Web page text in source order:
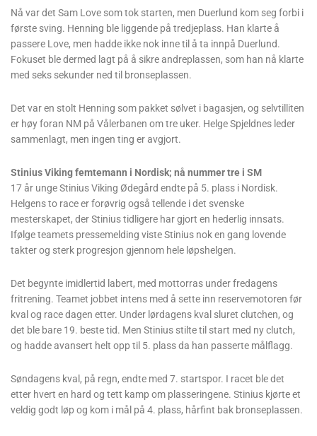
Nå var det Sam Love som tok starten, men Duerlund kom seg forbi i
første sving. Henning ble liggende på tredjeplass. Han klarte å
passere Love, men hadde ikke nok inne til å ta innpå Duerlund.
Fokuset ble dermed lagt på å sikre andreplassen, som han nå klarte
med seks sekunder ned til bronseplassen.
Det var en stolt Henning som pakket sølvet i bagasjen, og selvtilliten
er høy foran NM på Vålerbanen om tre uker. Helge Spjeldnes leder
sammenlagt, men ingen ting er avgjort.
Stinius Viking femtemann i Nordisk; nå nummer tre i SM
17 år unge Stinius Viking Ødegård endte på 5. plass i Nordisk.
Helgens to race er forøvrig også tellende i det svenske
mesterskapet, der Stinius tidligere har gjort en hederlig innsats.
Ifølge teamets pressemelding viste Stinius nok en gang lovende
takter og sterk progresjon gjennom hele løpshelgen.
Det begynte imidlertid labert, med mottorras under fredagens
fritrening. Teamet jobbet intens med å sette inn reservemotoren før
kval og race dagen etter. Under lørdagens kval sluret clutchen, og
det ble bare 19. beste tid. Men Stinius stilte til start med ny clutch,
og hadde avansert helt opp til 5. plass da han passerte målflagg.
Søndagens kval, på regn, endte med 7. startspor. I racet ble det
etter hvert en hard og tett kamp om plasseringene. Stinius kjørte et
veldig godt løp og kom i mål på 4. plass, hårfint bak bronseplassen.